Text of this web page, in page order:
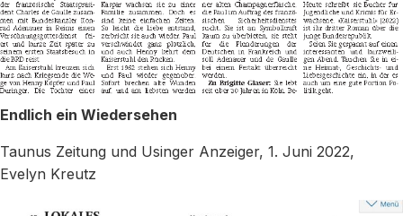
Endlich ein Wiedersehen
Taunus Zeitung und Usinger Anzeiger, 1. Juni 2022,
Evelyn Kreutz